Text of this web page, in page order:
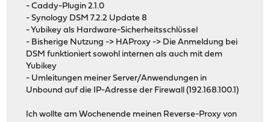
- Caddy-Plugin 2.1.0
- Synology DSM 7.2.2 Update 8
- Yubikey als Hardware-Sicherheitsschlüssel
- Bisherige Nutzung -> HAProxy -> Die Anmeldung bei
DSM funktioniert sowohl internen als auch mit dem
Yubikey
- Umleitungen meiner Server/Anwendungen in
Unbound auf die IP-Adresse der Firewall (192.168.100.1)
Ich wollte am Wochenende meinen Reverse-Proxy von